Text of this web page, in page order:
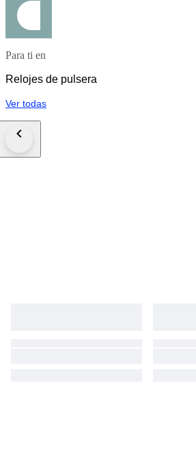
Para ti en
Relojes de pulsera
Ver todas